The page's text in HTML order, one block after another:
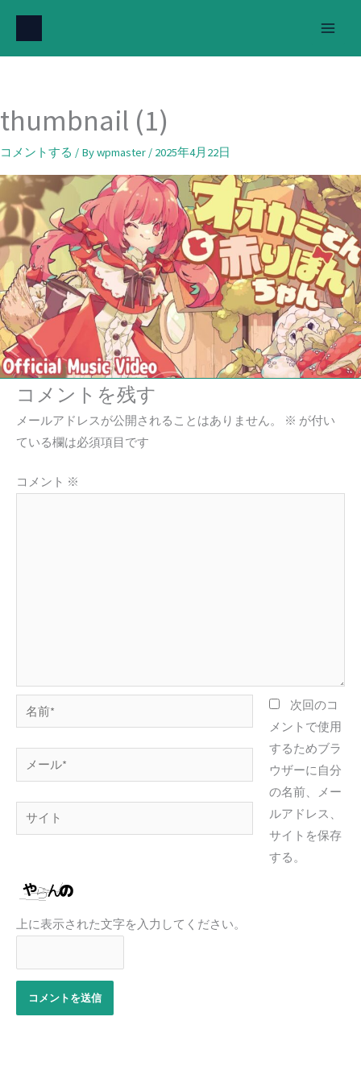
を
ッ
thumbnail (1)
コメントする / Bywpmaster / 2025年4月22日
コメントを残す
メールアドレスが公開されることはありません。 ※ が付い
ている欄は必須項目です
コメント ※
前
*
ー
ル
イ
次回のコ
メントで使用
するためブラ
ウザーに自分
の名前、メー
ルアドレス、
サイトを保存
する。
上に表示された文字を入力してください。